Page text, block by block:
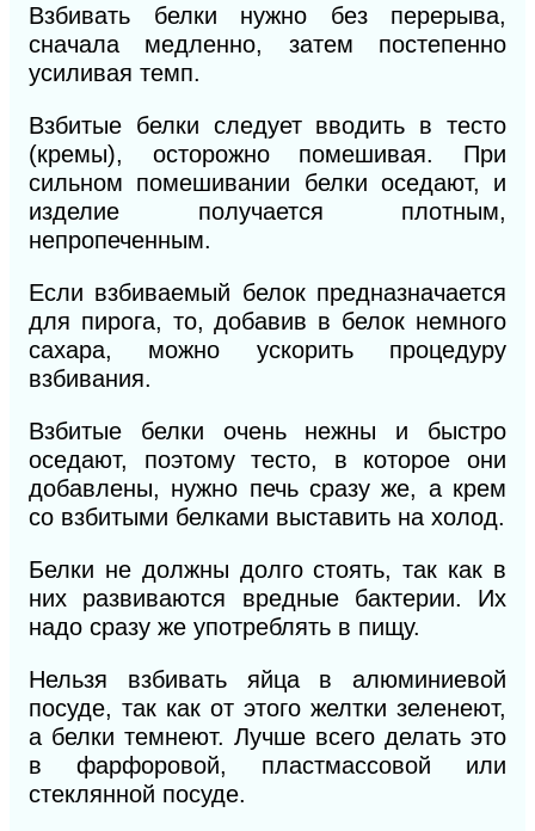
Взбивать белки нужно без перерыва,
сначала медленно, затем постепенно
усиливая темп.
Взбитые белки следует вводить в тесто
(кремы), осторожно помешивая. При
сильном помешивании белки оседают, и
изделие получается плотным,
непропеченным.
Если взбиваемый белок предназначается
для пирога, то, добавив в белок немного
сахара, можно ускорить процедуру
взбивания.
Взбитые белки очень нежны и быстро
оседают, поэтому тесто, в которое они
добавлены, нужно печь сразу же, а крем
со взбитыми белками выставить на холод.
Белки не должны долго стоять, так как в
них развиваются вредные бактерии. Их
надо сразу же употреблять в пищу.
Нельзя взбивать яйца в алюминиевой
посуде, так как от этого желтки зеленеют,
а белки темнеют. Лучше всего делать это
в фарфоровой, пластмассовой или
стеклянной посуде.